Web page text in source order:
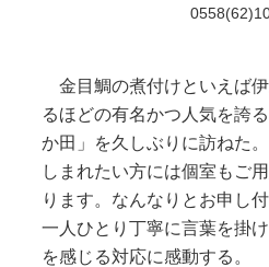
金目鯛の煮付けといえば
るほどの有名かつ人気を誇
か田」を久しぶりに訪ねた
しまれたい方には個室もご
ります。なんなりとお申し
一人ひとり丁寧に言葉を掛
を感じる対応に感動する。